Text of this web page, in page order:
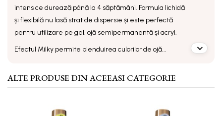
intens ce durează până la 4 săptămâni. Formula lichidă
și flexibilă nu lasă strat de dispersie și este perfectă
pentru utilizare pe gel, ojă semipermanentă și acryl.
Efectul Milky permite blenduirea culorilor de ojă...
ALTE PRODUSE DIN ACEEASI CATEGORIE